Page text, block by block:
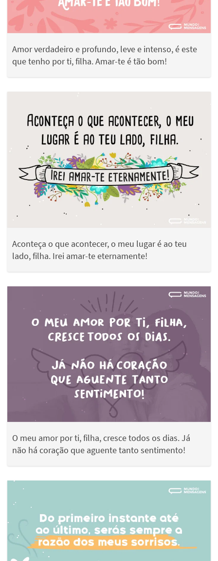
Amor verdadeiro e profundo, leve e intenso, é este
que tenho por ti, filha. Amar-te é tão bom!
Aconteça o que acontecer, o meu lugar é ao teu
lado, filha. Irei amar-te eternamente!
O meu amor por ti, filha, cresce todos os dias. Já
não há coração que aguente tanto sentimento!